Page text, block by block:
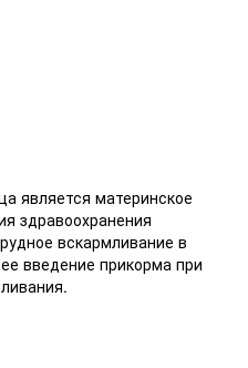
является материнское
здравоохранения
вскармливание в
введение прикорма при